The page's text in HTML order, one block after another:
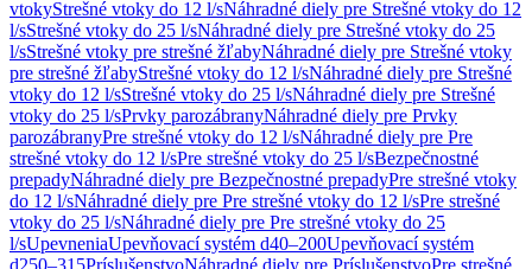
vtokyStrešné vtoky do 12 l/sNáhradné diely pre Strešné vtoky do 12
l/sStrešné vtoky do 25 l/sNáhradné diely pre Strešné vtoky do 25
l/sStrešné vtoky pre strešné žľabyNáhradné diely pre Strešné vtoky
pre strešné žľabyStrešné vtoky do 12 l/sNáhradné diely pre Strešné
vtoky do 12 l/sStrešné vtoky do 25 l/sNáhradné diely pre Strešné
vtoky do 25 l/sPrvky parozábranyNáhradné diely pre Prvky
parozábranyPre strešné vtoky do 12 l/sNáhradné diely pre Pre
strešné vtoky do 12 l/sPre strešné vtoky do 25 l/sBezpečnostné
prepadyNáhradné diely pre Bezpečnostné prepadyPre strešné vtoky
do 12 l/sNáhradné diely pre Pre strešné vtoky do 12 l/sPre strešné
vtoky do 25 l/sNáhradné diely pre Pre strešné vtoky do 25
l/sUpevneniaUpevňovací systém d40–200Upevňovací systém
d250–315PríslušenstvoNáhradné diely pre PríslušenstvoPre strešné